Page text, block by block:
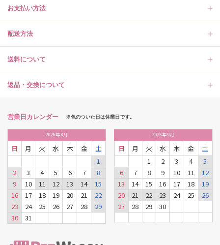
お支払い方法
配送方法
送料について
返品・交換について
営業日カレンダー ※色のついた日は休業日です。
2026年8月
日 月 火 水 木 金
土
1
2
3 4 5 6 7
8
9
10 11 12 13 14
15
16
17 18 19 20 21
22
23
24 25 26 27 28
29
30
31
2026年9月
日 月 火 水 木 金
土
1
2 3 4
5
6
7 8 9 10 11
12
13
14 15 16 17 18
19
20
21 22 23 24 25
26
27
28 29 30